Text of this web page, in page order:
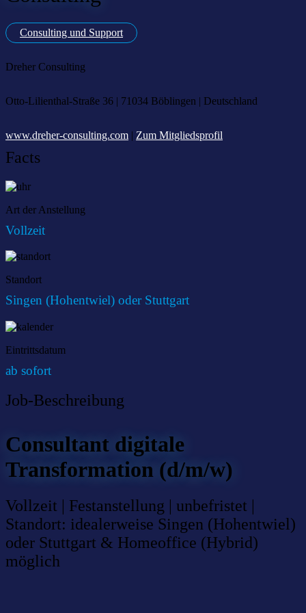
Consulting und Support
Dreher Consulting
Otto-Lilienthal-Straße 36 | 71034 Böblingen | Deutschland
www.dreher-consulting.com | Zum Mitgliedsprofil
Facts
Art der Anstellung
Vollzeit
Standort
Singen (Hohentwiel) oder Stuttgart
Eintrittsdatum
ab sofort
Job-Beschreibung
Consultant digitale
Transformation (d/m/w)
Vollzeit | Festanstellung | unbefristet |
Standort: idealerweise Singen (Hohentwiel)
oder Stuttgart & Homeoffice (Hybrid)
möglich